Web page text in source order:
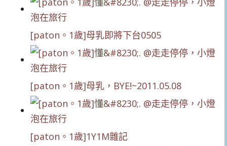
[paton。1歲]母乳即將下台0505
[paton。1歲]母乳，BYE!~2011.05.08
[paton。1歲]1Y1M雜記